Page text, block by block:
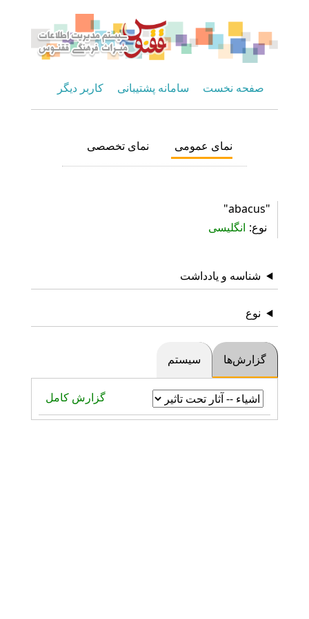
صفحه نخست سامانه پشتیبانی کاربر دیگر
نمای عمومی نمای تخصصی
"abacus"
نوع انگلیسی
شناسه و یادداشت
نوع
گزارش‌ها سیستم
گزارش کامل